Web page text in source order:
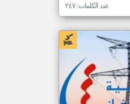
عدد الكلمات: ٢٤٧